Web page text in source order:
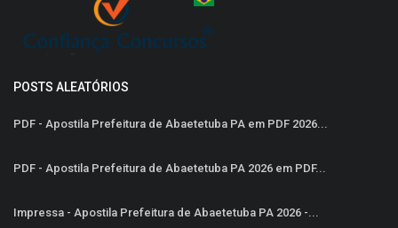
POSTS ALEATÓRIOS
PDF - Apostila Prefeitura de Abaetetuba PA em PDF 2026...
PDF - Apostila Prefeitura de Abaetetuba PA 2026 em PDF...
Impressa - Apostila Prefeitura de Abaetetuba PA 2026 -...